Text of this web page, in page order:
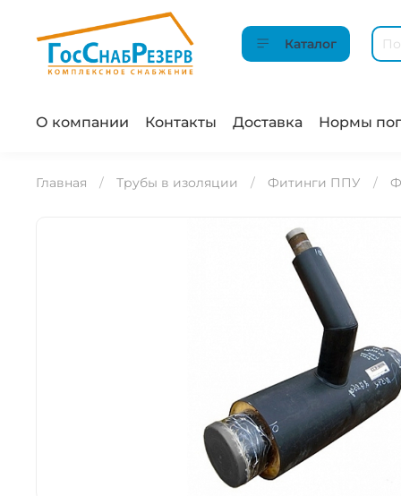
Каталог
О компании Контакты Доставка Нормы
Главная Трубы в изоляции Фитинги ППУ